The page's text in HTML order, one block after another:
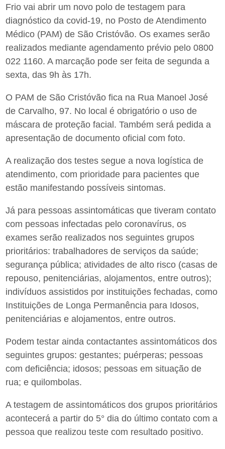
Frio vai abrir um novo polo de testagem para
diagnóstico da covid-19, no Posto de Atendimento
Médico (PAM) de São Cristóvão. Os exames serão
realizados mediante agendamento prévio pelo 0800
022 1160. A marcação pode ser feita de segunda a
sexta, das 9h às 17h.
O PAM de São Cristóvão fica na Rua Manoel José
de Carvalho, 97. No local é obrigatório o uso de
máscara de proteção facial. Também será pedida a
apresentação de documento oficial com foto.
A realização dos testes segue a nova logística de
atendimento, com prioridade para pacientes que
estão manifestando possíveis sintomas.
Já para pessoas assintomáticas que tiveram contato
com pessoas infectadas pelo coronavírus, os
exames serão realizados nos seguintes grupos
prioritários: trabalhadores de serviços da saúde;
segurança pública; atividades de alto risco (casas de
repouso, penitenciárias, alojamentos, entre outros);
indivíduos assistidos por instituições fechadas, como
Instituições de Longa Permanência para Idosos,
penitenciárias e alojamentos, entre outros.
Podem testar ainda contactantes assintomáticos dos
seguintes grupos: gestantes; puérperas; pessoas
com deficiência; idosos; pessoas em situação de
rua; e quilombolas.
A testagem de assintomáticos dos grupos prioritários
acontecerá a partir do 5° dia do último contato com a
pessoa que realizou teste com resultado positivo.